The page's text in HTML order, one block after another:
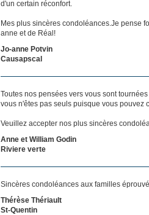
d'un certain réconfort.
Mes plus sincères condoléances.Je pense
anne et de Réal!
Jo-anne Potvin
Causapscal
Toutes nos pensées vers vous sont
vous n'êtes pas seuls puisque vous pouvez
Veuillez accepter nos plus sincères
Anne et William Godin
Riviere verte
Sincères condoléances aux familles
Thérèse Thériault
St-Quentin